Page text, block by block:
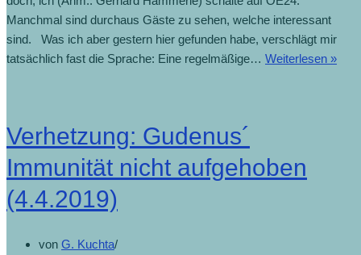
Manchmal sind durchaus Gäste zu sehen, welche interessant
sind. Was ich aber gestern hier gefunden habe, verschlägt mir
tatsächlich fast die Sprache: Eine regelmäßige… Weiterlesen »
Verhetzung: Gudenus´
Immunität nicht aufgehoben
(4.4.2019)
von G. Kuchta